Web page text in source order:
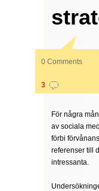
0 Comments
3
För några
av sociala
förbi
referenser till
intressanta.